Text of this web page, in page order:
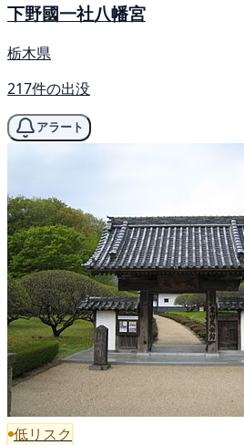
下野國一社八幡宮
栃木県
217件の出没
アラート
低リスク